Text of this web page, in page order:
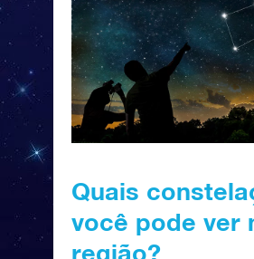
Quais
você pode ver
região?